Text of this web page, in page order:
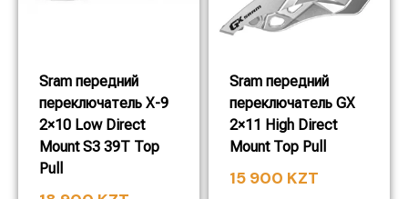
Sram передний
переключатель X-9
2×10 Low Direct
Mount S3 39T Top
Pull
Sram передний
переключатель GX
2×11 High Direct
Mount Top Pull
15 900 KZT